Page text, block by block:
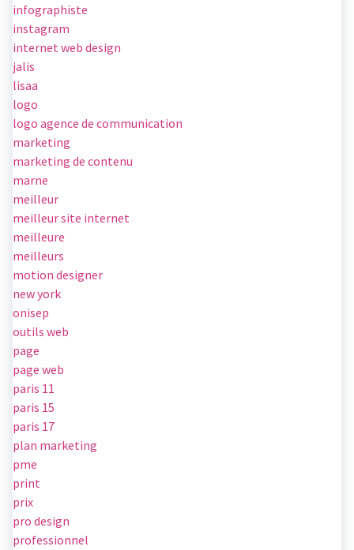
infographiste
instagram
internet web design
jalis
lisaa
logo
logo agence de communication
marketing
marketing de contenu
marne
meilleur
meilleur site internet
meilleure
meilleurs
motion designer
new york
onisep
outils web
page
page web
paris 11
paris 15
paris 17
plan marketing
pme
print
prix
pro design
professionnel